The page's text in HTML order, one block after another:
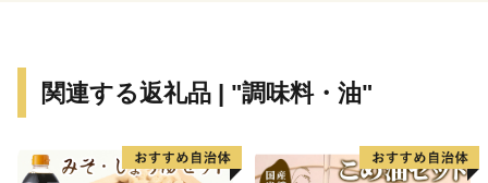
◆お礼の品について◆
関連する返礼品 | "調味料・油"